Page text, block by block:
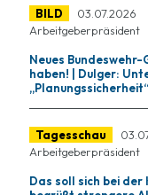
BILD 03.07.2026
Arbeitgeberpräsident
Neues
haben! | Dulger:
Tagesschau
Arbeitgeberpräsident
Das soll sich bei der